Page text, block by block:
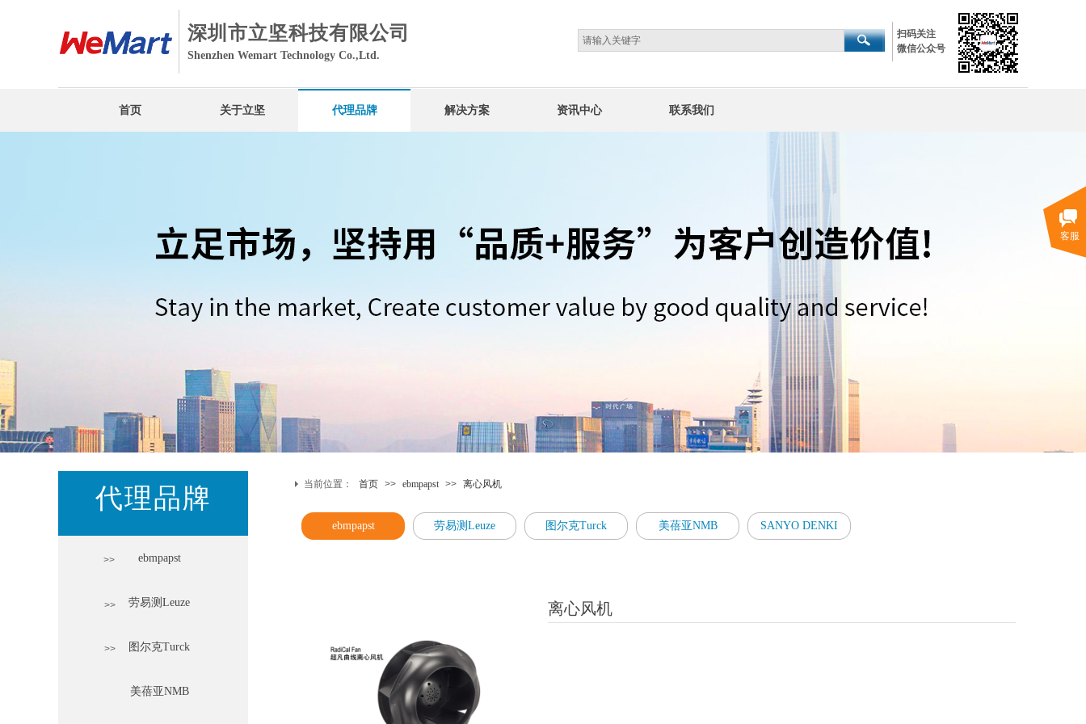
深圳市立坚科技有限公司
扫码关注
微信公众号
Shenzhen Wemart Technology Co.,Ltd.
首页 关于立坚 代理品牌 解决方案 资讯中心 联系我们
代理品牌 首页 >> ebmpapst >> 离心风机
当前位置：
ebmpapst 劳易测Leuze 图尔克Turck 美蓓亚NMB SANYO DENKI
ebmpapst
劳易测Leuze
图尔克Turck
美蓓亚NMB
>>
离心风机
>>
>>
客服